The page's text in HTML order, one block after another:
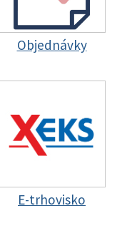
Objednávky
E-trhovisko